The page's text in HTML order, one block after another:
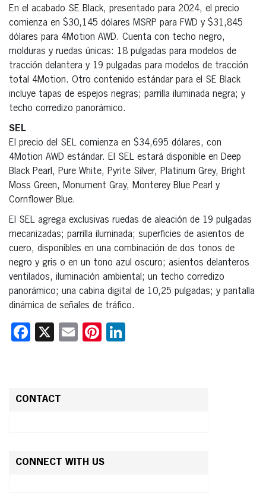
En el acabado SE Black, presentado para 2024, el precio
comienza en $30,145 dólares MSRP para FWD y $31,845
dólares para 4Motion AWD. Cuenta con techo negro,
molduras y ruedas únicas: 18 pulgadas para modelos de
tracción delantera y 19 pulgadas para modelos de tracción
total 4Motion. Otro contenido estándar para el SE Black
incluye tapas de espejos negras; parrilla iluminada negra; y
techo corredizo panorámico.
SEL
El precio del SEL comienza en $34,695 dólares, con
4Motion AWD estándar. El SEL estará disponible en Deep
Black Pearl, Pure White, Pyrite Silver, Platinum Grey, Bright
Moss Green, Monument Gray, Monterey Blue Pearl y
Cornflower Blue.
El SEL agrega exclusivas ruedas de aleación de 19 pulgadas
mecanizadas; parrilla iluminada; superficies de asientos de
cuero, disponibles en una combinación de dos tonos de
negro y gris o en un tono azul oscuro; asientos delanteros
ventilados, iluminación ambiental; un techo corredizo
panorámico; una cabina digital de 10,25 pulgadas; y pantalla
dinámica de señales de tráfico.
Facebook
X EmailPinterest
CONTACT
CONNECT WITH US